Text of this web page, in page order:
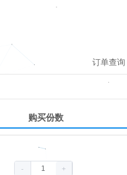
订单查询
购买份数
- +